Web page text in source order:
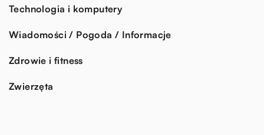
Technologia i komputery
Wiadomości / Pogoda / Informacje
Zdrowie i fitness
Zwierzęta